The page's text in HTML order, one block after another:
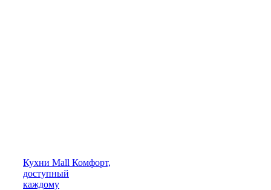
Кухни Mall Комфорт,
доступный
каждому